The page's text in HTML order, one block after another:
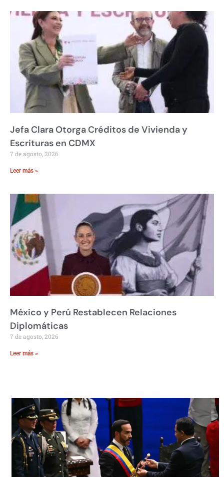
Jefa Clara Otorga Créditos de Vivienda y
Escrituras en CDMX
7 de agosto, 2026
Leer más »
México y Perú Restablecen Relaciones
Diplomáticas
7 de agosto, 2026
Leer más »